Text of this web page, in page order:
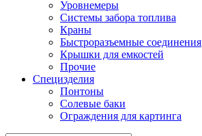
Уровнемеры
Системы забора топлива
Краны
Быстроразъемные соединения
Крышки для емкостей
Прочие
Специзделия
Понтоны
Солевые баки
Ограждения для картинга